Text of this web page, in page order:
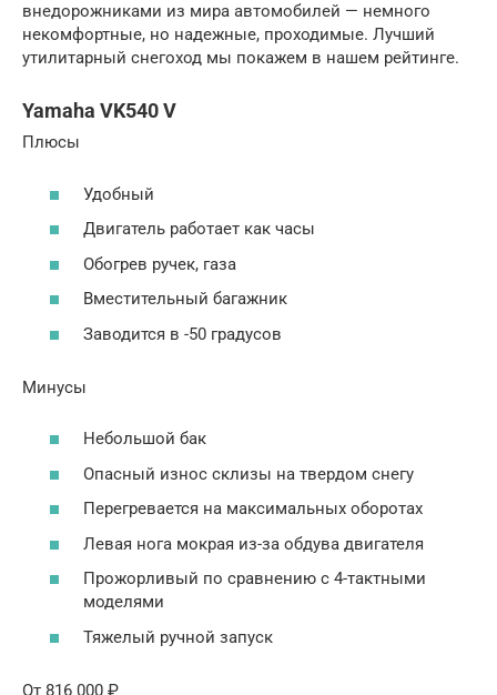
внедорожниками из мира автомобилей — немного
некомфортные, но надежные, проходимые. Лучший
утилитарный снегоход мы покажем в нашем рейтинге.
Yamaha VK540 V
Плюсы
Удобный
Двигатель работает как часы
Обогрев ручек, газа
Вместительный багажник
Заводится в -50 градусов
Минусы
Небольшой бак
Опасный износ склизы на твердом снегу
Перегревается на максимальных оборотах
Левая нога мокрая из-за обдува двигателя
Прожорливый по сравнению с 4-тактными
моделями
Тяжелый ручной запуск
От 816 000 ₽